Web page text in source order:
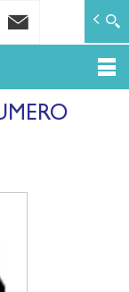
basse tension et